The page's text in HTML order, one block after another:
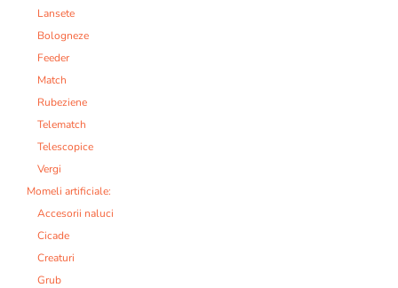
Lansete
Bologneze
Feeder
Match
Rubeziene
Telematch
Telescopice
Vergi
Momeli artificiale:
Accesorii naluci
Cicade
Creaturi
Grub